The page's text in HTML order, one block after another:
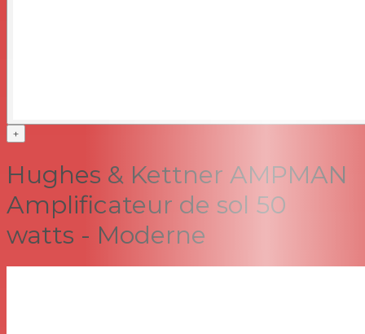
+
Hughes & Kettner AMPMAN
Amplificateur de sol 50
watts - Moderne